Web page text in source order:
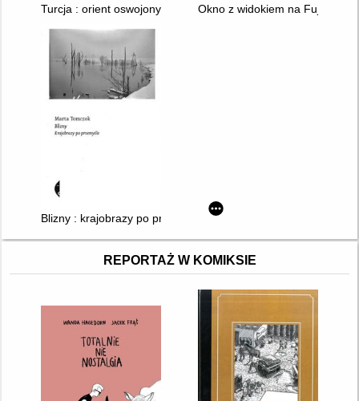
Turcja : orient oswojony Okno z widokiem na Fuji :
Blizny : krajobrazy po przemyśle
REPORTAŻ W KOMIKSIE